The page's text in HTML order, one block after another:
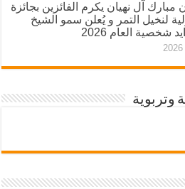
مبارك آل نهيان يكرم الفائزين بجائزة
لنخيل التمر و يُعلن سمو الشيخ
شخصية العام 2026
وتربوية